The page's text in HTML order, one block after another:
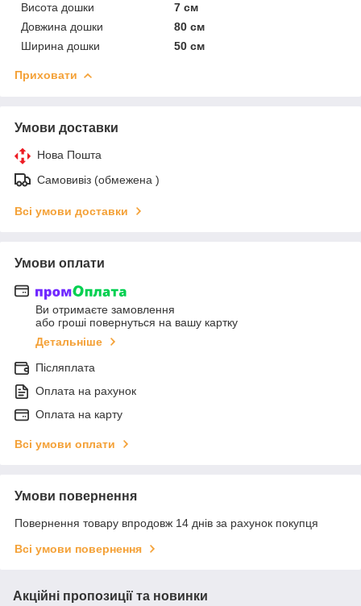
Висота дошки
7 см
Довжина дошки
80 см
Ширина дошки
50 см
Приховати
Умови доставки
Нова Пошта
Самовивіз (обмежена )
Всі умови доставки
Умови оплати
Ви отримаєте замовлення
або гроші повернуться на вашу картку
Детальніше
Післяплата
Оплата на рахунок
Оплата на карту
Всі умови оплати
Умови повернення
Повернення товару впродовж 14 днів за рахунок покупця
Всі умови повернення
Акційні пропозиції та новинки